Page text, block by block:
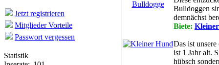
Jetzt registrieren
Mitglieder Vorteile
Passwort vergessen
Statistik
Bulldoggen
demnächst
Biete:
Das ist
ist 1 Jahr alt.
hübsch